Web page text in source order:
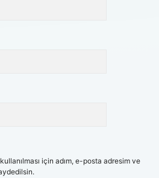
için adım, e-posta adresim ve